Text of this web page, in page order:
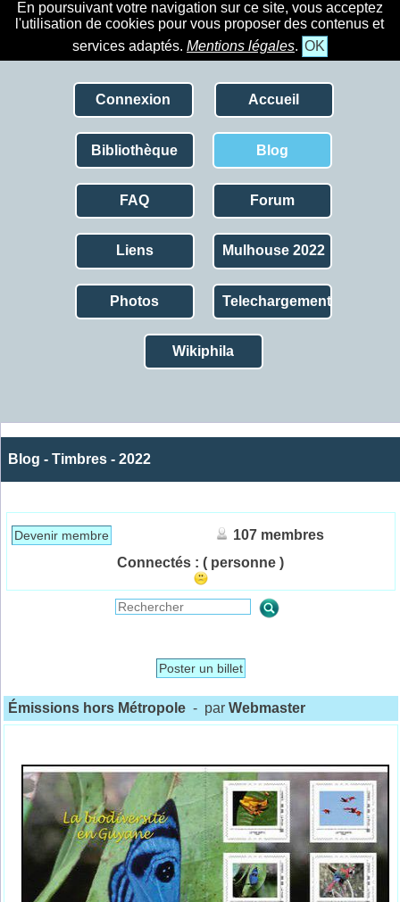
En poursuivant votre navigation sur ce site, vous acceptez
l'utilisation de cookies pour vous proposer des contenus et
services adaptés. Mentions légales. OK
Connexion Accueil
Bibliothèque Blog
FAQ Forum
Liens Mulhouse 2022
Photos Telechargement
Wikiphila
Blog - Timbres - 2022
Devenir membre
107 membres
Connectés : ( personne )
Poster un billet
Émissions hors Métropole - parWebmaster